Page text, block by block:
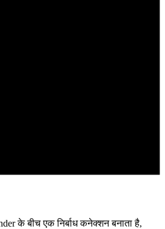
के बीच एक निर्बाध कनेक्शन बनाता है,